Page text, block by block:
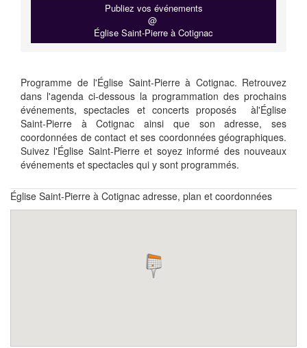
Publiez vos événements
@
Église Saint-Pierre à Cotignac
Programme de l'Église Saint-Pierre à Cotignac. Retrouvez
dans l'agenda ci-dessous la programmation des prochains
événements, spectacles et concerts proposés àl'Église
Saint-Pierre à Cotignac ainsi que son adresse, ses
coordonnées de contact et ses coordonnées géographiques.
Suivez l'Église Saint-Pierre et soyez informé des nouveaux
événements et spectacles qui y sont programmés.
Église Saint-Pierre à Cotignac adresse, plan et coordonnées